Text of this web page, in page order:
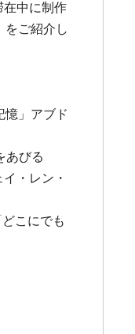
在中に制作
をご紹介し
」アブド
あびる
・レン・
こにでも